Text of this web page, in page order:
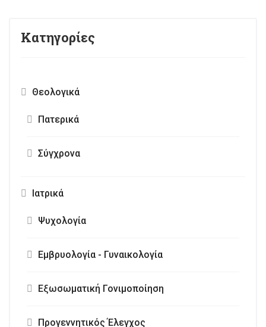
Κατηγορίες
Θεολογικά
Πατερικά
Σύγχρονα
Ιατρικά
Ψυχολογία
Εμβρυολογία - Γυναικολογία
Εξωσωματική Γονιμοποίηση
Προγεννητικός Έλεγχος